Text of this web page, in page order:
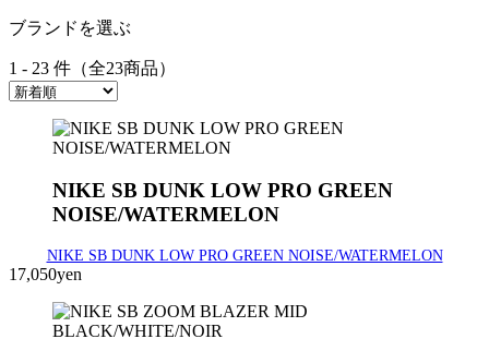
ブランドを選ぶ
1 - 23 件（全23商品）
NIKE SB DUNK LOW PRO GREEN
NOISE/WATERMELON
NIKE SB DUNK LOW PRO GREEN NOISE/WATERMELON
17,050yen